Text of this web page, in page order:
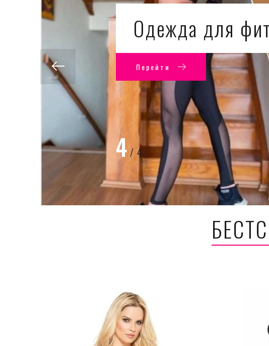
Одежда для
Перейти
4 / 4